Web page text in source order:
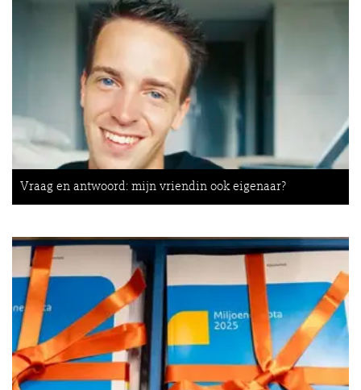
Vraag en antwoord: mijn vriendin ook eigenaar?